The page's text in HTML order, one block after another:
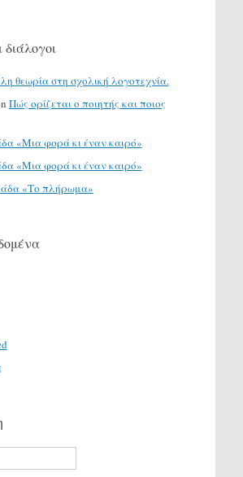
θεωρία στη σχολική λογοτεχνία.
Πώς ορίζεται ο ποιητής και ποιος
«Μια φορά κι έναν καιρό»
«Μια φορά κι έναν καιρό»
«Το πλήρωμα»